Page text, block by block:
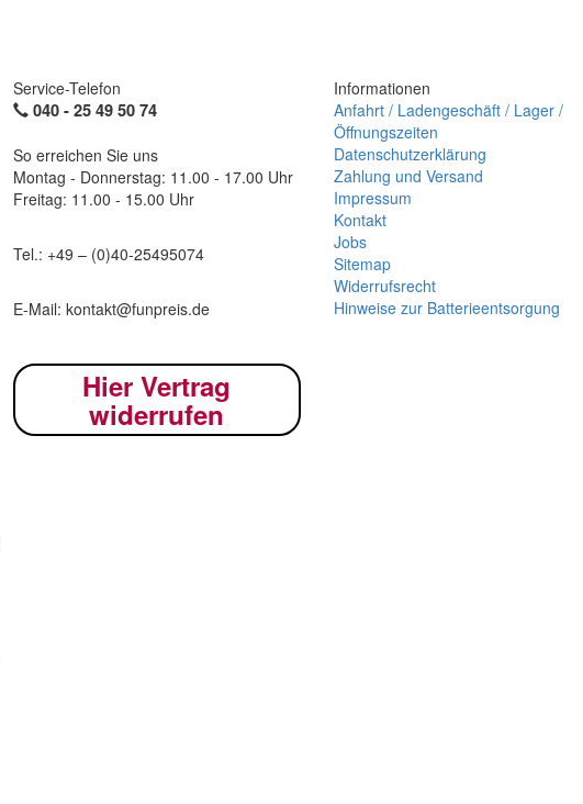
Service-Telefon
040 -25 49 50 74
So erreichen Sie uns
Montag - Donnerstag: 11.00 - 17.00 Uhr
Freitag: 11.00 - 15.00 Uhr
Tel.: +49 – (0)40-25495074
E-Mail: kontakt@funpreis.de
Hier Vertrag
widerrufen
Informationen
Anfahrt / Ladengeschäft / Lager /
Öffnungszeiten
Datenschutzerklärung
Zahlung und Versand
Impressum
Kontakt
Jobs
Sitemap
Widerrufsrecht
Hinweise zur Batterieentsorgung